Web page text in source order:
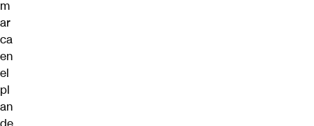
m
ar
ca
en
el
pl
an